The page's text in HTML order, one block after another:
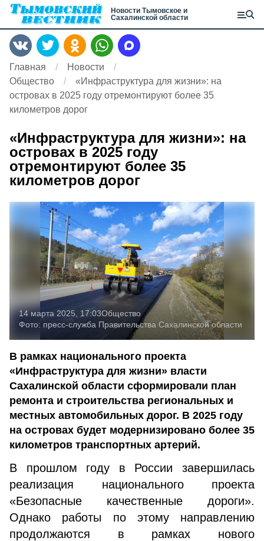
Новости Тымовское и
Сахалинской области
Главная
Новости
Общество
«Инфраструктура для жизни»: на
островах в 2025 году отремонтируют более 35
километров дорог
«Инфраструктура для жизни»: на
островах в 2025 году
отремонтируют более 35
километров дорог
14 марта 2025, 17:03Общество
Фото: пресс-служба Правительства Сахалинской области
В рамках национального проекта
«Инфраструктура для жизни» власти
Сахалинской области сформировали план
ремонта и строительства региональных и
местных автомобильных дорог. В 2025 году
на островах будет модернизировано более 35
километров транспортных артерий.
В прошлом году в России завершилась
реализация национального проекта
«Безопасные качественные дороги».
Однако работы по этому направлению
продолжаются в рамках нового